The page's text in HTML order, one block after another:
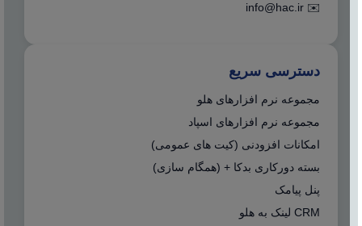
✉️
info@hac.ir
دسترسی سریع
مجموعه نرم افزارهای هلو
مجموعه نرم افزارهای اسپاد
امکانات افزودنی (کیت های عمومی)
بسته دورکاری بدکا + (همگام سازی)
پنل پیامک
CRM لینک به هلو